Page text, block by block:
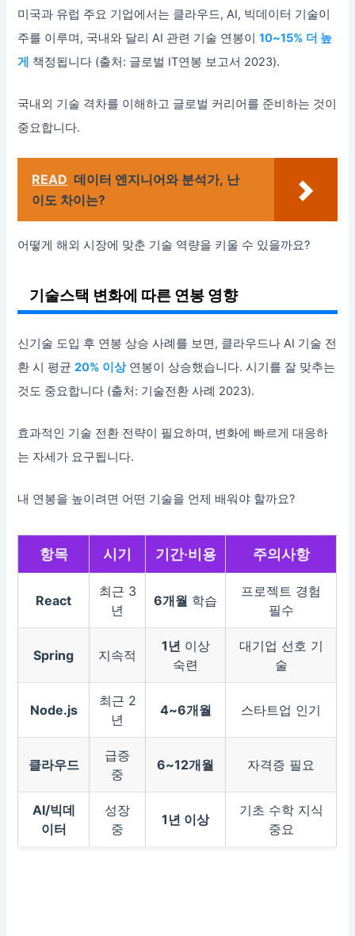
미국과 유럽 주요 기업에서는 클라우드, AI, 빅데이터 기술이
주를 이루며, 국내와 달리 AI 관련 기술 연봉이10~15% 더 높
게 책정됩니다 (출처: 글로벌 IT연봉 보고서 2023).
국내외 기술 격차를 이해하고 글로벌 커리어를 준비하는 것이
중요합니다.
READ 데이터 엔지니어와 분석가, 난
이도 차이는?
어떻게 해외 시장에 맞춘 기술 역량을 키울 수 있을까요?
기술스택 변화에 따른 연봉 영향
신기술 도입 후 연봉 상승 사례를 보면, 클라우드나 AI 기술 전
환 시 평균20% 이상연봉이 상승했습니다. 시기를 잘 맞추는
것도 중요합니다 (출처: 기술전환 사례 2023).
효과적인 기술 전환 전략이 필요하며, 변화에 빠르게 대응하
는 자세가 요구됩니다.
내 연봉을 높이려면 어떤 기술을 언제 배워야 할까요?
항목 시기 기간·비용 주의사항
React
최근 3
년
6개월 학습
프로젝트 경험
필수
Spring 지속적
1년 이상
숙련
대기업 선호 기
술
Node.js
최근 2
년
4~6개월 스타트업 인기
클라우드
급증
중
6~12개월 자격증 필요
AI/빅데
이터
성장
중
1년 이상
기초 수학 지식
중요